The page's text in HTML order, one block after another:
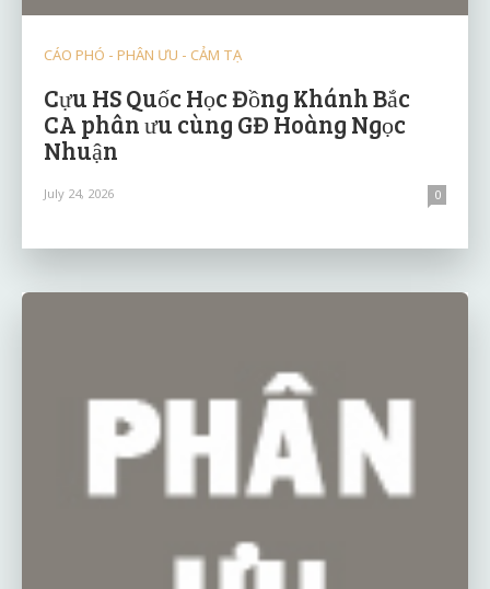
CÁO PHÓ - PHÂN ƯU - CẢM TẠ
Cựu HS Quốc Học Đồng Khánh Bắc
CA phân ưu cùng GĐ Hoàng Ngọc
Nhuận
July 24, 2026 0